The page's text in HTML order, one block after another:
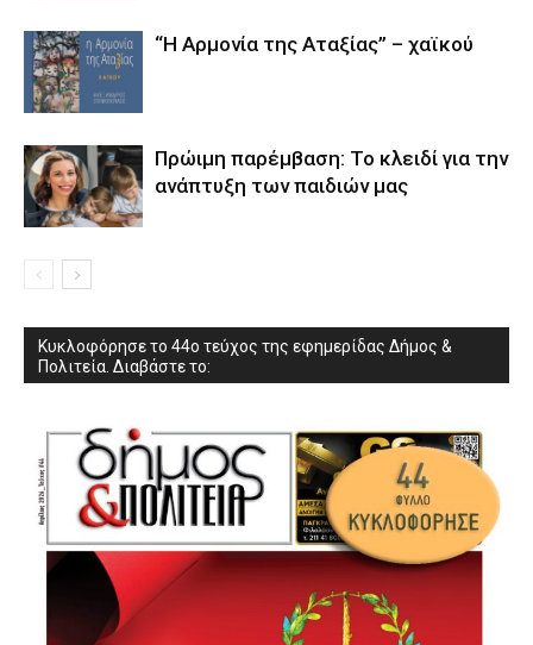
“Η Αρμονία της Αταξίας” – χαϊκού
Πρώιμη παρέμβαση: Το κλειδί για την
ανάπτυξη των παιδιών µας
Κυκλοφόρησε το 44ο τεύχος της εφημερίδας Δήμος &
Πολιτεία. Διαβάστε το: